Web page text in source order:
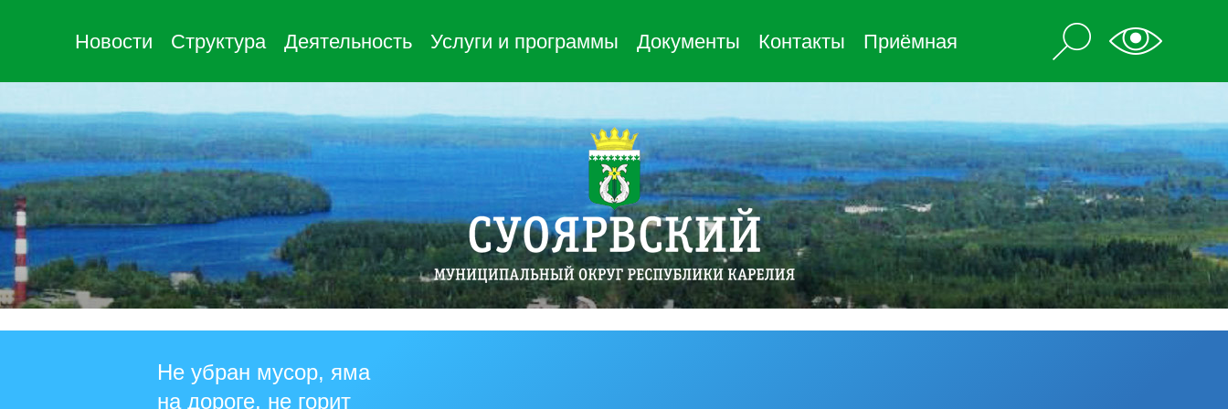
Новости Структура Деятельность Услуги и программы Документы Контакты Приёмная
Не убран мусор, яма
на дороге, не горит